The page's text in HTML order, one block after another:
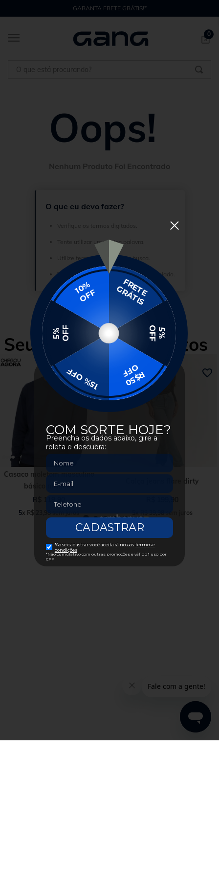
GARANTA FRETE GRÁTIS!*
0
Oops!
O que eu devo fazer?
Verifique os termos digitados.
Tente utilizar uma única palavra.
Utilize termos genéricos na busca.
Tente utilizar sinônimos do termo desejado.
Seus Produtos Favoritos
Casaco moletom masculino
básico marinho
R$
119 90
5x R$ 98 sem juros
Calça jeans flare dirty
90
5x R$ 39,98 sem juros